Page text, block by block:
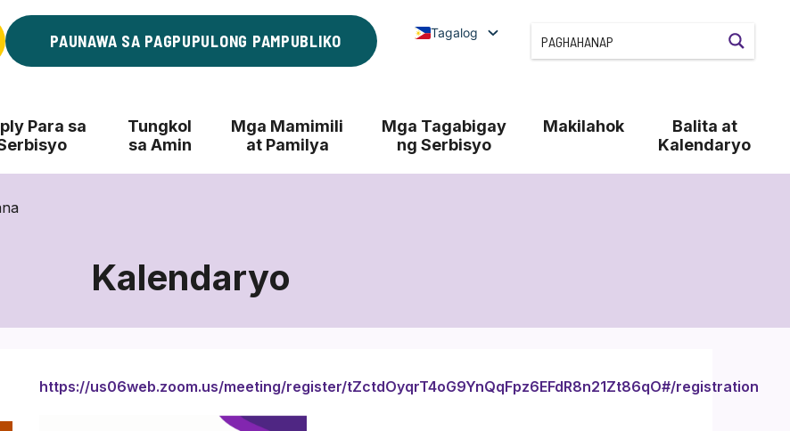
PAUNAWA SA PAGPUPULONG PAMPUBLIKO Tagalog
Para sa
Tungkol
sa Amin
Mga Mamimili
at Pamilya
Mga Tagabigay
ng Serbisyo
Makilahok
Balita at
Kalendaryo
Kalendaryo
https://us06web.zoom.us/meeting/register/tZctdOyqrT4oG9YnQqFpz6EFdR8n21Zt86qO#/registration